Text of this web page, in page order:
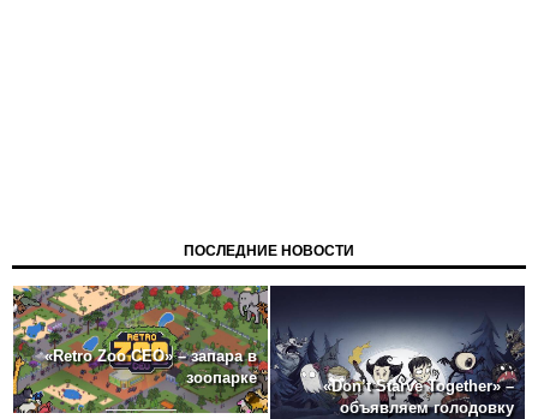
ПОСЛЕДНИЕ НОВОСТИ
«Retro Zoo CEO» – запара в
зоопарке
«Don’t Starve Together» –
объявляем голодовку